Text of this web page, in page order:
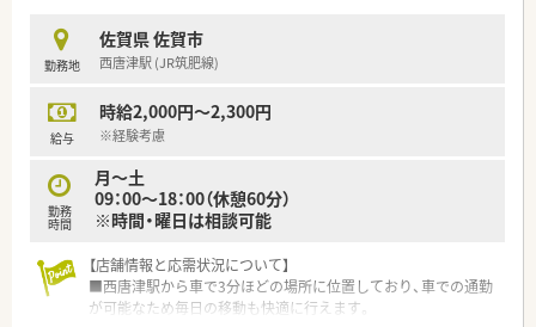
【法人特徴について】
■江戸時代からの薬店をルーツに持ち、佐賀市を中心に7店舗以
上を展開する歴史と安定性のある企業です。
で、家庭と仕事を両立しやすい環境です。
■エステ事業や管理栄養士による健康相談など、従来の薬局の枠
勤務地
佐賀県 佐賀市
西唐津駅 (JR筑肥線)
給与
時給2,000円～2,300円
※経験考慮
勤務
時間
月～土
09：00～18：00（休憩60分）
※時間・曜日は相談可能
【店舗情報と応需状況について】
■西唐津駅から車で3分ほどの場所に位置しており、車での通勤
が可能なため毎日の移動も快適に行えます。